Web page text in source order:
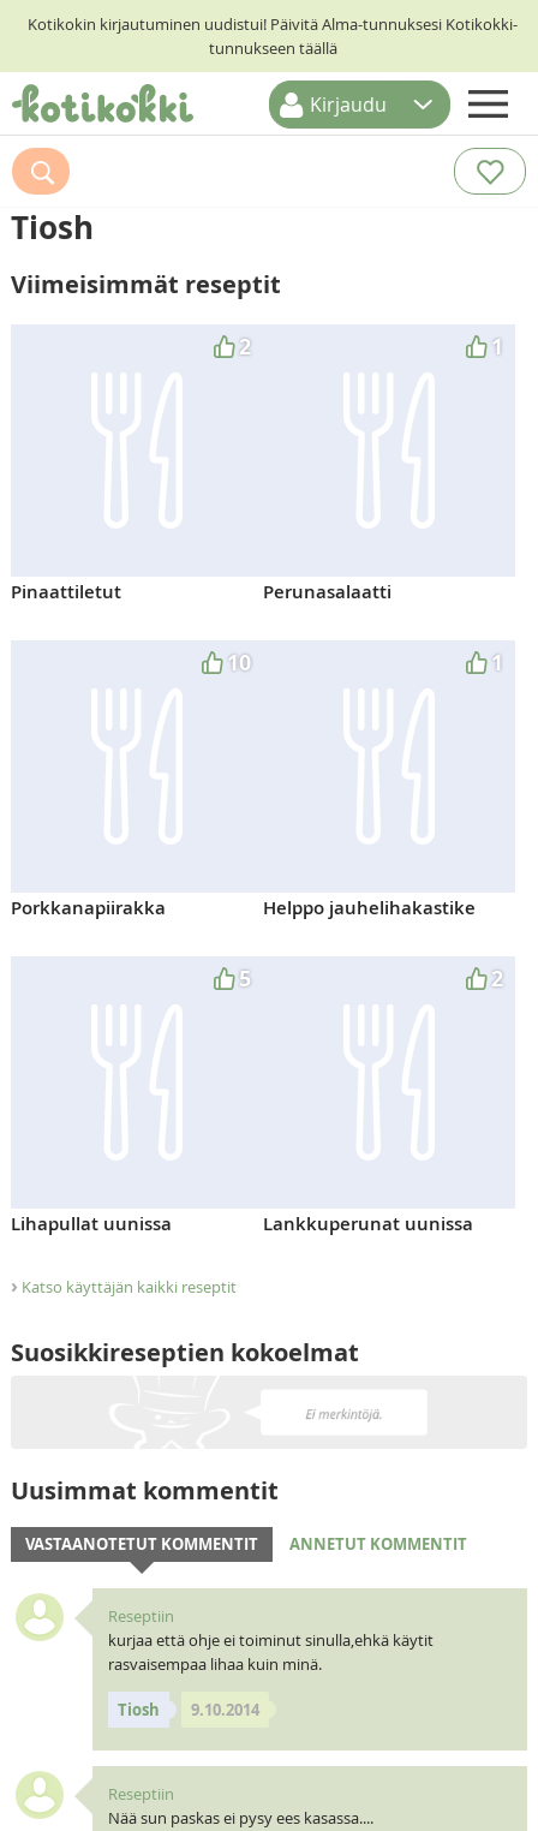
Kotikokin kirjautuminen uudistui! Päivitä Alma-tunnuksesi Kotikokki-
tunnukseen täällä
ETUSIVU
RESEPTIHAKU
RUOKATEEMAT
KESKUSTELUT
Kirjaudu
Tiosh
Viimeisimmät reseptit
2
Pinaattiletut
1
Perunasalaatti
10
Porkkanapiirakka
1
Helppo jauhelihakastike
5
Lihapullat uunissa
2
Lankkuperunat uunissa
› Katso käyttäjän kaikki reseptit
Suosikkireseptien kokoelmat
Uusimmat kommentit
VASTAANOTETUT KOMMENTIT ANNETUT KOMMENTIT
Reseptiin
kurjaa että ohje ei toiminut sinulla,ehkä käytit
rasvaisempaa lihaa kuin minä.
Tiosh 9.10.2014
Reseptiin
Nää sun paskas ei pysy ees kasassa....